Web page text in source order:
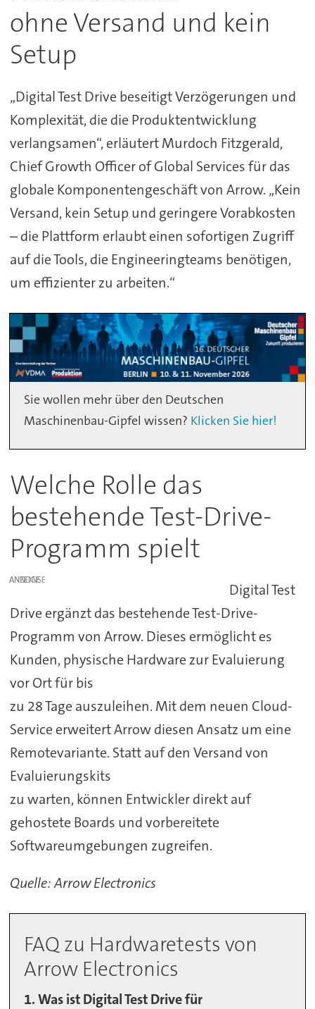
ohne Versand und kein
Setup
„Digital Test Drive beseitigt Verzögerungen und
Komplexität, die die Produktentwicklung
verlangsamen“, erläutert Murdoch Fitzgerald,
Chief Growth Officer of Global Services für das
globale Komponentengeschäft von Arrow. „Kein
Versand, kein Setup und geringere Vorabkosten
– die Plattform erlaubt einen sofortigen Zugriff
auf die Tools, die Engineeringteams benötigen,
um effizienter zu arbeiten.“
Sie wollen mehr über den Deutschen
Maschinenbau-Gipfel wissen? Klicken Sie hier!
Welche Rolle das
bestehende Test-Drive-
Programm spielt
ANZEIGE
Digital Test
Drive ergänzt das bestehende Test-Drive-
Programm von Arrow. Dieses ermöglicht es
Kunden, physische Hardware zur Evaluierung
vor Ort für bis
zu 28 Tage auszuleihen. Mit dem neuen Cloud-
Service erweitert Arrow diesen Ansatz um eine
Remotevariante. Statt auf den Versand von
Evaluierungskits
zu warten, können Entwickler direkt auf
gehostete Boards und vorbereitete
Softwareumgebungen zugreifen.
Quelle: Arrow Electronics
FAQ zu Hardwaretests von
Arrow Electronics
1. Was ist Digital Test Drive für